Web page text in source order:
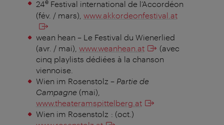
24eFestival international de l’Accordéon
(fév. / mars), www.akkordeonfestival.at
wean hean – Le Festival du Wienerlied
(avr. / mai), www.weanhean.at
(avec
cinq playlists dédiées à la chanson
viennoise.
Wien im Rosenstolz – Partie de
Campagne (mai),
www.theateramspittelberg.at
Wien im Rosenstolz : (oct.)